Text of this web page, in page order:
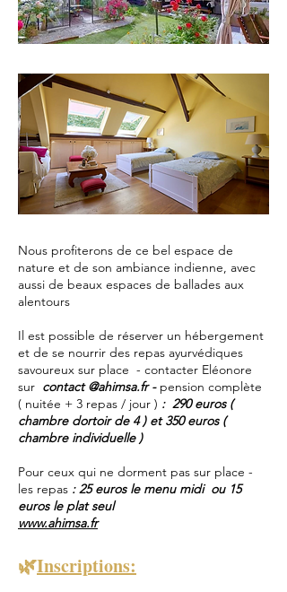
Nous profiterons de ce bel espace de
nature et de son ambiance indienne, avec
aussi de beaux espaces de ballades aux
alentours
Il est possible de réserver un hébergement
et de se nourrir des repas ayurvédiques
savoureux sur place - contacter Eléonore
sur contact @ahimsa.fr - pension complète
( nuitée + 3 repas / jour ) : 290 euros (
chambre dortoir de 4 ) et 350 euros (
chambre individuelle )
Pour ceux qui ne dorment pas sur place -
les repas : 25 euros le menu midi ou 15
euros le plat seul
www.ahimsa.fr
🌿Inscriptions: